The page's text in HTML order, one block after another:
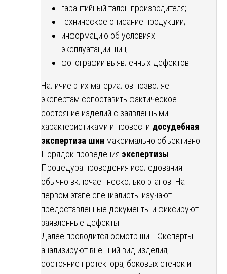
гарантийный талон производителя;
техническое описание продукции;
информацию об условиях
эксплуатации шин;
фотографии выявленных дефектов.
Наличие этих материалов позволяет
экспертам сопоставить фактическое
состояние изделий с заявленными
характеристиками и провести досудебная
экспертиза шин максимально объективно.
Порядок проведения экспертизы
Процедура проведения исследования
обычно включает несколько этапов. На
первом этапе специалисты изучают
предоставленные документы и фиксируют
заявленные дефекты.
Далее проводится осмотр шин. Эксперты
анализируют внешний вид изделия,
состояние протектора, боковых стенок и